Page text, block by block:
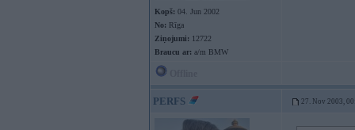
Kopš: 04. Jun 2002
No: Rīga
Ziņojumi: 12722
Braucu ar: a/m BMW
PERFS 27. Nov 2003,